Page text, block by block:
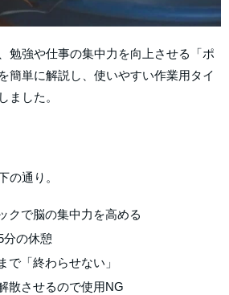
勉強や仕事の集中力を向上させる「ポ
簡単に解説し、使いやすい作業用タイ
ました。
の通り。
クで脳の集中力を高める
分の休憩
で「終わらせない」
散させるので使用NG